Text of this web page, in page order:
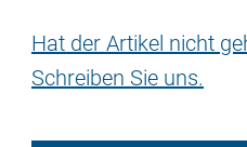
Hat der Artikel nicht
Schreiben Sie uns.